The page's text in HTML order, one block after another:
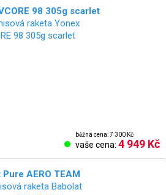
98 305g scarlet
běžná cena: 7 300 Kč
vaše cena: 4 949 Kč
AERO TEAM